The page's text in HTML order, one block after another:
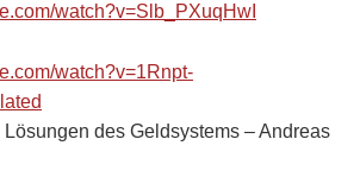
watch?v=Slb_PXuqHwI
watch?v=1Rnpt-
des Geldsystems – Andreas